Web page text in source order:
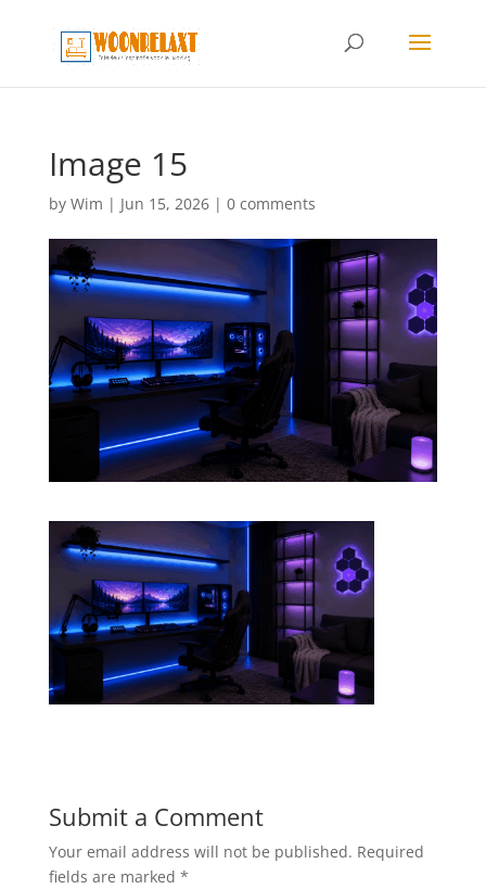
Image 15
by Wim | Jun 15, 2026| 0 comments
Submit a Comment
Your email address will not be published. Required
fields are marked *